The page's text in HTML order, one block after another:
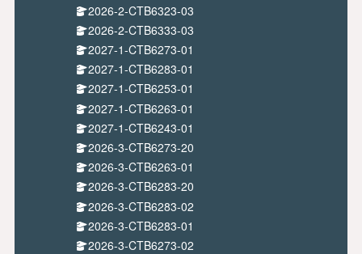
2026-2-CTB6323-03
2026-2-CTB6333-03
2027-1-CTB6273-01
2027-1-CTB6283-01
2027-1-CTB6253-01
2027-1-CTB6263-01
2027-1-CTB6243-01
2026-3-CTB6273-20
2026-3-CTB6263-01
2026-3-CTB6283-20
2026-3-CTB6283-02
2026-3-CTB6283-01
2026-3-CTB6273-02